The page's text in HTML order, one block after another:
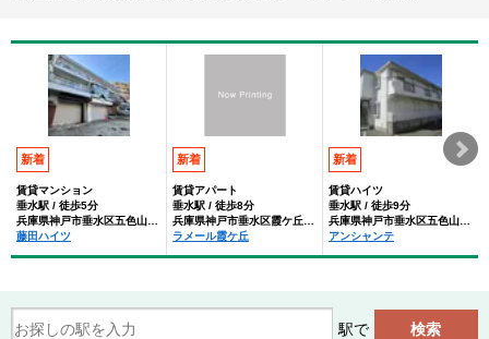
新着
賃貸マンション
垂水駅 / 徒歩5分
藤田ハイツ
新着
賃貸アパート
垂水駅 / 徒歩8分
ラメール霞ケ丘
新着
賃貸ハイツ
垂水駅 / 徒歩9分
アンシャンテ
駅で